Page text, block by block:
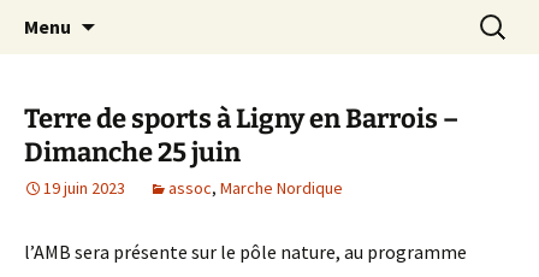
AMB55
Le site web de l'Association Multisports
Barisienne : Badminton, course à pied,
Menu
Terre de sports à Ligny en Barrois –
Dimanche 25 juin
19 juin 2023 assoc, Marche Nordique
l’AMB sera présente sur le pôle nature, au programme